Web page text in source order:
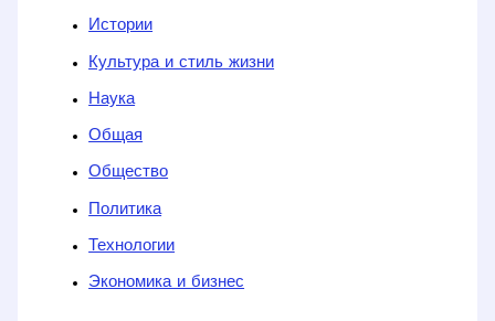
Истории
Культура и стиль жизни
Наука
Общая
Общество
Политика
Технологии
Экономика и бизнес